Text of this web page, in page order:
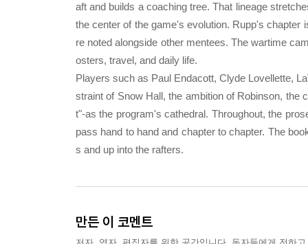
aft and builds a coaching tree. That lineage
the center of the game's evolution. Rupp's
re noted alongside other mentees. The wartime
osters, travel, and daily life.
Players such as Paul Endacott, Clyde Lovellette,
straint of Snow Hall, the ambition of Robinson, the
t"-as the program's cathedral. Throughout, the
pass hand to hand and chapter to chapter. The
s and up into the rafters.
만든 이 코멘트